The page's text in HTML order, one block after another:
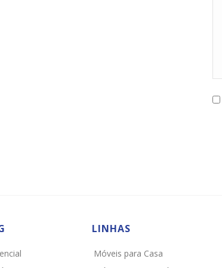
LINHAS
Móveis para Casa